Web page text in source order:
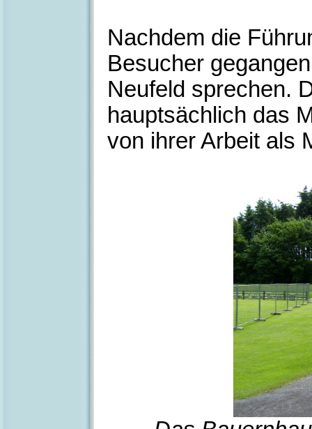
Nachdem die
Besucher
Neufeld sprechen.
hauptsächlich das
von ihrer Arbeit als